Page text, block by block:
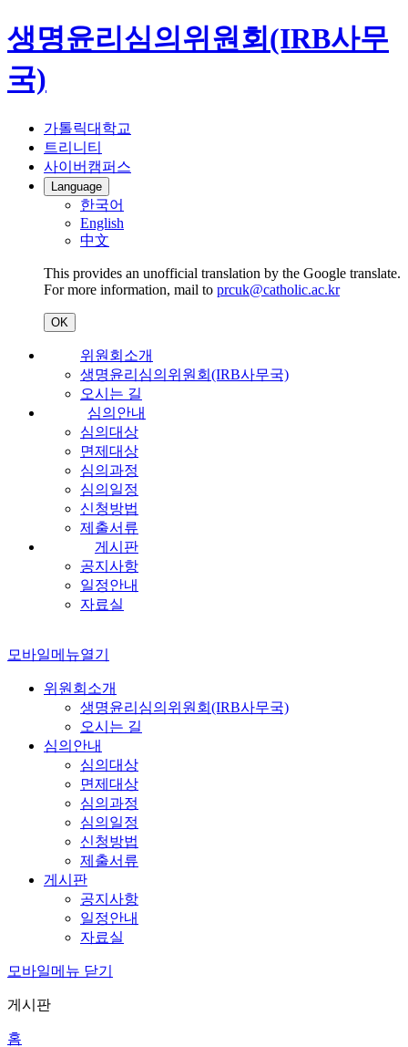
생명윤리심의위원회(IRB사무
국)
가톨릭대학교
트리니티
사이버캠퍼스
Language
한국어
English
中文
This provides an unofficial translation by the Google translate.
For more information, mail to prcuk@catholic.ac.kr
OK
위원회소개
생명윤리심의위원회(IRB사무국)
오시는 길
심의안내
심의대상
면제대상
심의과정
심의일정
신청방법
제출서류
게시판
공지사항
일정안내
자료실
모바일메뉴열기
위원회소개
생명윤리심의위원회(IRB사무국)
오시는 길
심의안내
심의대상
면제대상
심의과정
심의일정
신청방법
제출서류
게시판
공지사항
일정안내
자료실
모바일메뉴 닫기
게시판
홈